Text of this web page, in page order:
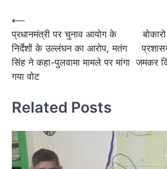
Post
navigation
⟵
प्रधानमंत्री पर चुनाव आयोग के
निर्देशों के उल्लंघन का आरोप, मतंग
सिंह ने कहा-पुलवामा मामले पर मांगा
गया वोट
जमकर
Related Posts